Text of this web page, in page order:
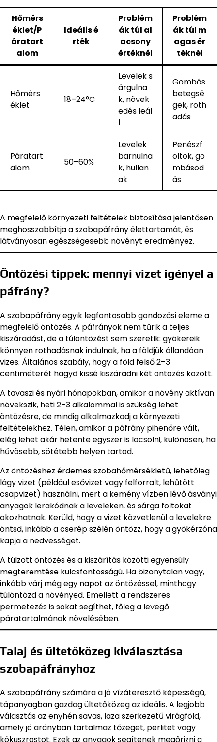
Hőmérs
éklet/P
áratart
alom
Ideális é
rték
Problém
ák túl al
acsony
értéknél
Problém
ák túl m
agas ér
téknél
Hőmérs
éklet
18–24°C
Levelek s
árgulna
k, növek
edés leál
l
Gombás
betegsé
gek, roth
adás
Páratart
alom
50–60%
Levelek
barnulna
k, hullan
ak
Penészf
oltok, go
mbásod
ás
A megfelelő környezeti feltételek biztosítása jelentősen
meghosszabbítja a szobapáfrány élettartamát, és
látványosan egészségesebb növényt eredményez.
Öntözési tippek: mennyi vizet igényel a
páfrány?
A szobapáfrány egyik legfontosabb gondozási eleme a
megfelelő öntözés. A páfrányok nem tűrik a teljes
kiszáradást, de a túlöntözést sem szeretik: gyökereik
könnyen rothadásnak indulnak, ha a földjük állandóan
vizes. Általános szabály, hogy a föld felső 2–3
centiméterét hagyd kissé kiszáradni két öntözés között.
A tavaszi és nyári hónapokban, amikor a növény aktívan
növekszik, heti 2–3 alkalommal is szükség lehet
öntözésre, de mindig alkalmazkodj a környezeti
feltételekhez. Télen, amikor a páfrány pihenőre vált,
elég lehet akár hetente egyszer is locsolni, különösen, ha
hűvösebb, sötétebb helyen tartod.
Az öntözéshez érdemes szobahőmérsékletű, lehetőleg
lágy vizet (például esővizet vagy felforralt, lehűtött
csapvizet) használni, mert a kemény vízben lévő ásványi
anyagok lerakódnak a leveleken, és sárga foltokat
okozhatnak. Kerüld, hogy a vizet közvetlenül a levelekre
öntsd, inkább a cserép szélén öntözz, hogy a gyökérzóna
kapja a nedvességet.
A túlzott öntözés és a kiszárítás közötti egyensúly
megteremtése kulcsfontosságú. Ha bizonytalan vagy,
inkább várj még egy napot az öntözéssel, minthogy
túlöntözd a növényed. Emellett a rendszeres
permetezés is sokat segíthet, főleg a levegő
páratartalmának növelésében.
Talaj és ültetőközeg kiválasztása
szobapáfrányhoz
A szobapáfrány számára a jó vízáteresztő képességű,
tápanyagban gazdag ültetőközeg az ideális. A legjobb
választás az enyhén savas, laza szerkezetű virágföld,
amely jó arányban tartalmaz tőzeget, perlitet vagy
kókuszrostot. Ezek az anyagok segítenek megőrizni a